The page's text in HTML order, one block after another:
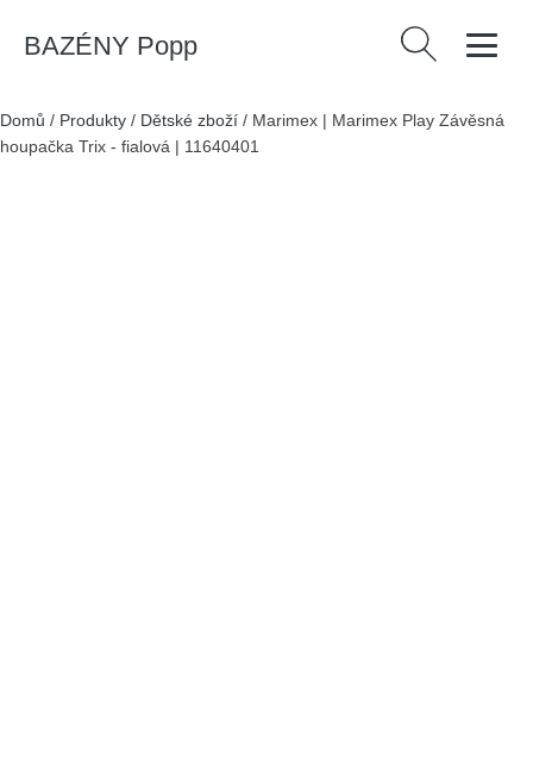
BAZÉNY Popp Vyhledávání
Domů / Produkty / Dětské zboží / Marimex | Marimex Play Závěsná
houpačka Trix - fialová | 11640401